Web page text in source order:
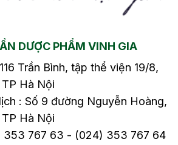
DƯỢC PHẨM VINH GIA
Trần Bình, tập thể viện 19/8,
Hà Nội
: Số 9 đường Nguyễn Hoàng,
Hà Nội
353 767 63 - (024) 353 767 64